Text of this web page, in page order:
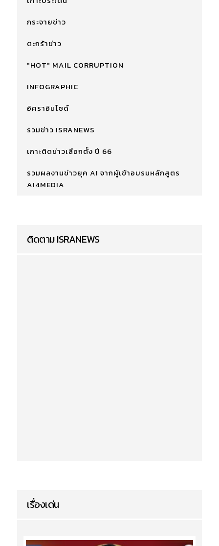
กระจายข่าว
ตะกร้าข่าว
"HOT" MAIL CORRUPTION
INFOGRAPHIC
อิศราอินไซด์
รวมข่าว ISRANEWS
เกาะติดข่าวเลือกตั้ง ปี 66
รวมผลงานข่าวยุค AI จากผู้เข้าอบรมหลักสูตร
AI4MEDIA
ติดตาม ISRANEWS
เรื่องเด่น